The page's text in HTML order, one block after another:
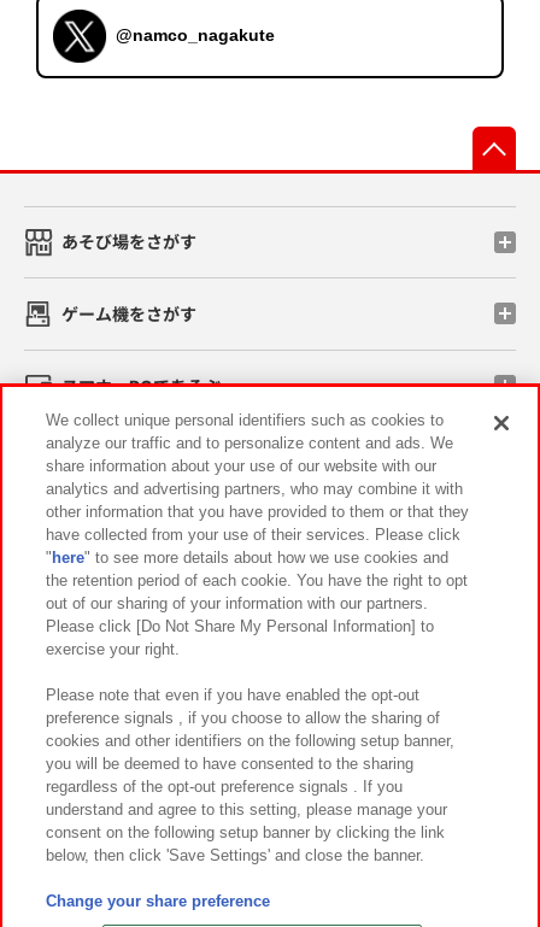
@namco_nagakute
あそび場をさがす
ゲーム機をさがす
スマホ・PCであそぶ
イベント・キャンペーン
関連会社 サステナビリティ サイトポリシー
プライバシーポリシー ウェブアクセシビリティ方針と検証結果
お取引先さまとともに
カスタマーハラスメント対応方針 よくあるご質問・お問い合わせ
©Bandai Namco Amusement Inc.
©Bandai Namco Amusement Lab Inc.
We collect unique personal identifiers such as cookies to
analyze our traffic and to personalize content and ads. We
share information about your use of our website with our
analytics and advertising partners, who may combine it with
other information that you have provided to them or that they
have collected from your use of their services. Please click
" here" to see more details about how we use cookies and
the retention period of each cookie. You have the right to opt
out of our sharing of your information with our partners.
Please click [Do Not Share My Personal Information] to
exercise your right.
Please note that even if you have enabled the opt-out
preference signals , if you choose to allow the sharing of
cookies and other identifiers on the following setup banner,
you will be deemed to have consented to the sharing
regardless of the opt-out preference signals . If you
understand and agree to this setting, please manage your
consent on the following setup banner by clicking the link
below, then click 'Save Settings' and close the banner.
Change your share preference